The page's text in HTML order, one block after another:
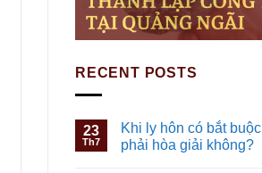
RECENT POSTS
23
Th7
Khi ly hôn có bắt buộc
phải hòa giải không?